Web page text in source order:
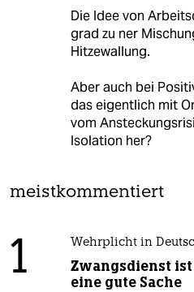
Die Idee von
grad zu ner
Hitzewallung.
Aber auch bei
das eigentlich mit
vom
Isolation her?
meistkommentiert
1 Wehrplicht in
Zwangsdienst
eine gute Sache